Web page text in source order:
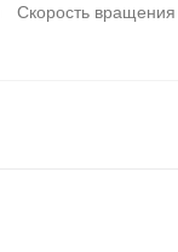
Скорость